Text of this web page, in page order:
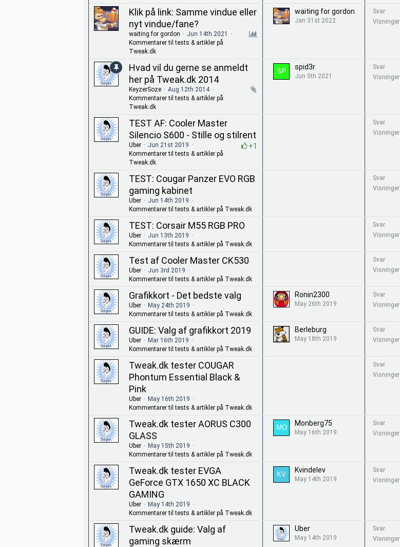
Klik på link: Samme vindue eller
nyt vindue/fane?
waiting for gordon
Jun 14th 2021
Kommentarer til tests & artikler på
Tweak.dk
waiting for gordon
Jan 31st 2022
Svar
Visninger
Hvad vil du gerne se anmeldt
her på Tweak.dk 2014
KeyzerSoze
Aug 12th 2014
Kommentarer til tests & artikler på
Tweak.dk
spid3r
Jun 5th 2021
Svar
Visninger
TEST AF: Cooler Master
Silencio S600 - Stille og stilrent
+1
Uber
Jun 21st 2019
Kommentarer til tests & artikler på
Tweak.dk
Svar
Visninger
TEST: Cougar Panzer EVO RGB
gaming kabinet
Uber
Jun 14th 2019
Kommentarer til tests & artikler på Tweak.dk
Svar
Visninger
TEST: Corsair M55 RGB PRO
Uber
Jun 13th 2019
Kommentarer til tests & artikler på Tweak.dk
Svar
Visninger
Test af Cooler Master CK530
Uber
Jun 3rd 2019
Kommentarer til tests & artikler på Tweak.dk
Svar
Visninger
Grafikkort - Det bedste valg
Uber
May 24th 2019
Kommentarer til tests & artikler på Tweak.dk
Ronin2300
May 26th 2019
Svar
Visninger
GUIDE: Valg af grafikkort 2019
Uber
Mar 16th 2019
Kommentarer til tests & artikler på Tweak.dk
Berleburg
May 18th 2019
Svar
Visninger
Tweak.dk tester COUGAR
Phontum Essential Black &
Pink
Uber
May 16th 2019
Kommentarer til tests & artikler på Tweak.dk
Svar
Visninger
Tweak.dk tester AORUS C300
GLASS
Uber
May 15th 2019
Kommentarer til tests & artikler på Tweak.dk
Monberg75
May 16th 2019
Svar
Visninger
Tweak.dk tester EVGA
GeForce GTX 1650 XC BLACK
GAMING
Uber
May 14th 2019
Kommentarer til tests & artikler på Tweak.dk
Kvindelev
May 14th 2019
Svar
Visninger
Tweak.dk guide: Valg af
gaming skærm
Uber
May 14th 2019
Svar
Visninger